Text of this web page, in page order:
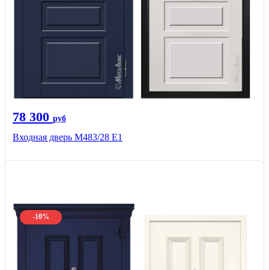
78 300 руб
Входная дверь М483/28 Е1
-10%